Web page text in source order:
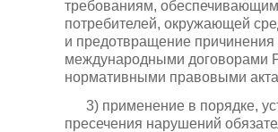
требованиям, обеспечивающим
потребителей, окружающей
и предотвращение причинения
международными договорами
нормативными правовыми
3) применение в порядке,
пресечения нарушений